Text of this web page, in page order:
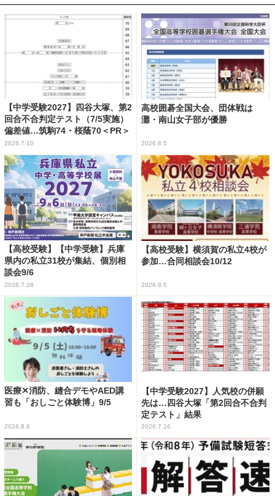
【中学受験2027】四谷大塚、第2
回合不合判定テスト（7/5実施）
偏差値…筑駒74・桜蔭70＜PR＞
2026.7.10
高校囲碁全国大会、団体戦は
灘・南山女子部が優勝
2026.8.5
【高校受験】【中学受験】兵庫
県内の私立31校が集結、個別相
談会9/6
2026.7.28
【高校受験】横須賀の私立4校が
参加…合同相談会10/12
2026.8.5
医療✕消防、縫合デモやAED講
習も「おしごと体験博」9/5
2026.8.6
【中学受験2027】人気校の併願
先は…四谷大塚「第2回合不合判
定テスト」結果
2026.7.16